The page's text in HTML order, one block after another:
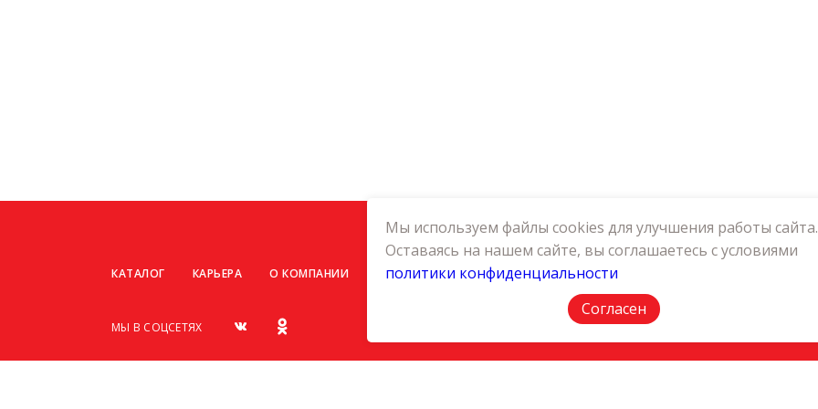
КАТАЛОГ КАРЬЕРА О КОМПАНИИ КОНТАКТЫ ПОЛИТИКА КОНФИДЕНЦИАЛЬНОСТИ
МЫ В СОЦСЕТЯХ
Мы используем файлы cookies для улучшения работы сайта.
Оставаясь на нашем сайте, вы соглашаетесь с условиями
политики конфиденциальности
Согласен